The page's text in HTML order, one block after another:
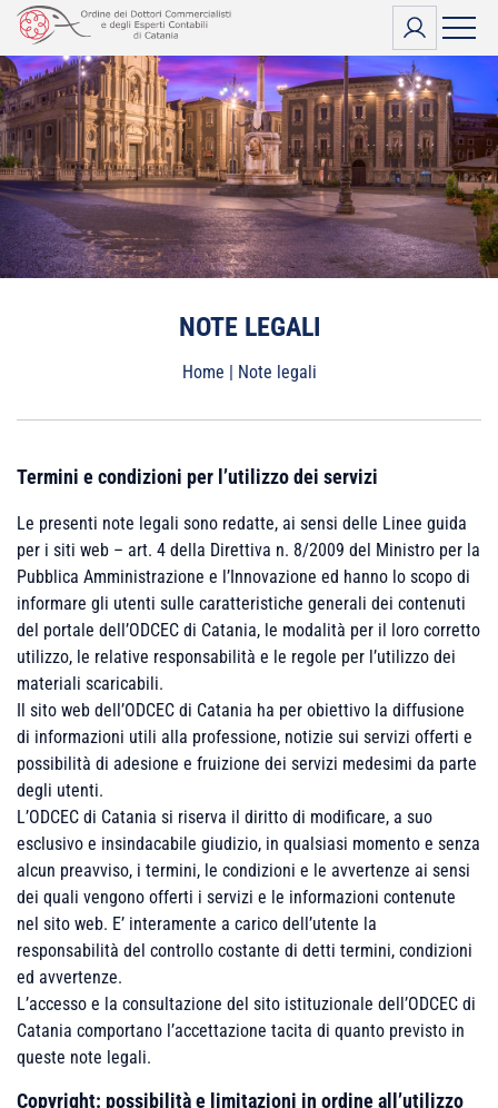
Vai
contenuto
NOTE LEGALI
Home | Note legali
Termini e condizioni per l’utilizzo dei servizi
Le presenti note legali sono redatte, ai sensi delle Linee guida
per i siti web – art. 4 della Direttiva n. 8/2009 del Ministro per la
Pubblica Amministrazione e l’Innovazione ed hanno lo scopo di
informare gli utenti sulle caratteristiche generali dei contenuti
del portale dell’ODCEC di Catania, le modalità per il loro corretto
utilizzo, le relative responsabilità e le regole per l’utilizzo dei
materiali scaricabili.
Il sito web dell’ODCEC di Catania ha per obiettivo la diffusione
di informazioni utili alla professione, notizie sui servizi offerti e
possibilità di adesione e fruizione dei servizi medesimi da parte
degli utenti.
L’ODCEC di Catania si riserva il diritto di modificare, a suo
esclusivo e insindacabile giudizio, in qualsiasi momento e senza
alcun preavviso, i termini, le condizioni e le avvertenze ai sensi
dei quali vengono offerti i servizi e le informazioni contenute
nel sito web. E’ interamente a carico dell’utente la
responsabilità del controllo costante di detti termini, condizioni
ed avvertenze.
L’accesso e la consultazione del sito istituzionale dell’ODCEC di
Catania comportano l’accettazione tacita di quanto previsto in
queste note legali.
Copyright: possibilità e limitazioni in ordine all’utilizzo